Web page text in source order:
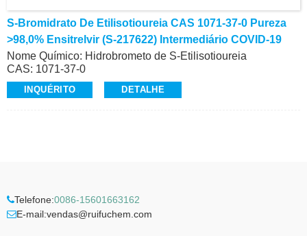
S-Bromidrato De Etilisotioureia CAS 1071-37-0 Pureza
>98,0% Ensitrelvir (S-217622) Intermediário COVID-19
Nome Químico: Hidrobrometo de S-Etilisotioureia
CAS: 1071-37-0
Pureza: >98,0% (HPLC)
Aparência: Pó branco a quase branco a cristal
INQUÉRITO DETALHE
Telefone:0086-15601663162
E-mail:vendas@ruifuchem.com